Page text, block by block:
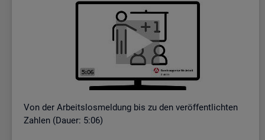
Von der Ar­beits­los­mel­dung bis zu den ver­öf­fent­lich­ten
Zah­len (Dauer: 5:06)